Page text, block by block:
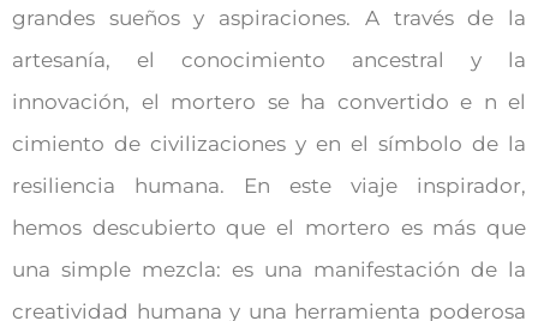
grandes sueños y aspiraciones. A través de la
artesanía, el conocimiento ancestral y la
innovación, el mortero se ha convertido e n el
cimiento de civilizaciones y en el símbolo de la
resiliencia humana. En este viaje inspirador,
hemos descubierto que el mortero es más que
una simple mezcla: es una manifestación de la
creatividad humana y una herramienta poderosa